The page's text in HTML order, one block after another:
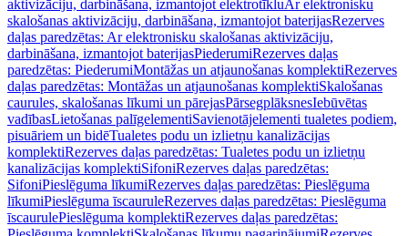
aktivizāciju, darbināšana, izmantojot elektrotīkluAr elektronisku
skalošanas aktivizāciju, darbināšana, izmantojot baterijasRezerves
daļas paredzētas: Ar elektronisku skalošanas aktivizāciju,
darbināšana, izmantojot baterijasPiederumiRezerves daļas
paredzētas: PiederumiMontāžas un atjaunošanas komplektiRezerves
daļas paredzētas: Montāžas un atjaunošanas komplektiSkalošanas
caurules, skalošanas līkumi un pārejasPārsegplāksnesIebūvētas
vadībasLietošanas palīgelementiSavienotājelementi tualetes podiem,
pisuāriem un bidēTualetes podu un izlietņu kanalizācijas
komplektiRezerves daļas paredzētas: Tualetes podu un izlietņu
kanalizācijas komplektiSifoniRezerves daļas paredzētas:
SifoniPieslēguma līkumiRezerves daļas paredzētas: Pieslēguma
līkumiPieslēguma īscauruleRezerves daļas paredzētas: Pieslēguma
īscaurulePieslēguma komplektiRezerves daļas paredzētas: